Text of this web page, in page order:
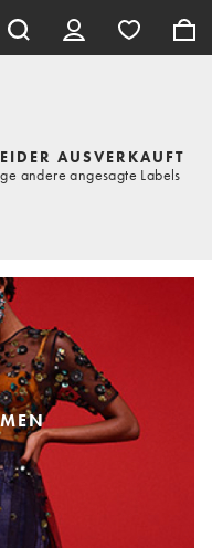
AUSVERKAUFT
andere angesagte Labels